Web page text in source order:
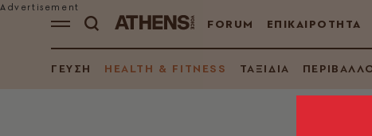
FORUM ΕΠΙΚΑΙΡΟΤΗΤΑ
ΓΕΥΣΗ HEALTH & FITNESS ΤΑΞΙΔΙΑ